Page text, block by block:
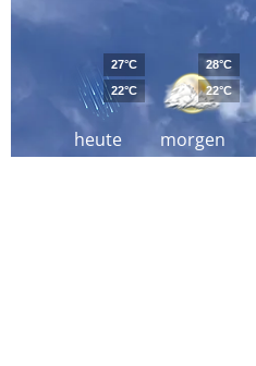
heute
27°C
22°C
morgen
28°C
22°C